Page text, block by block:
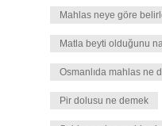
Mahlas neye göre
Matla beyti olduğunu
Osmanlıda mahlas ne
Pir dolusu ne demek